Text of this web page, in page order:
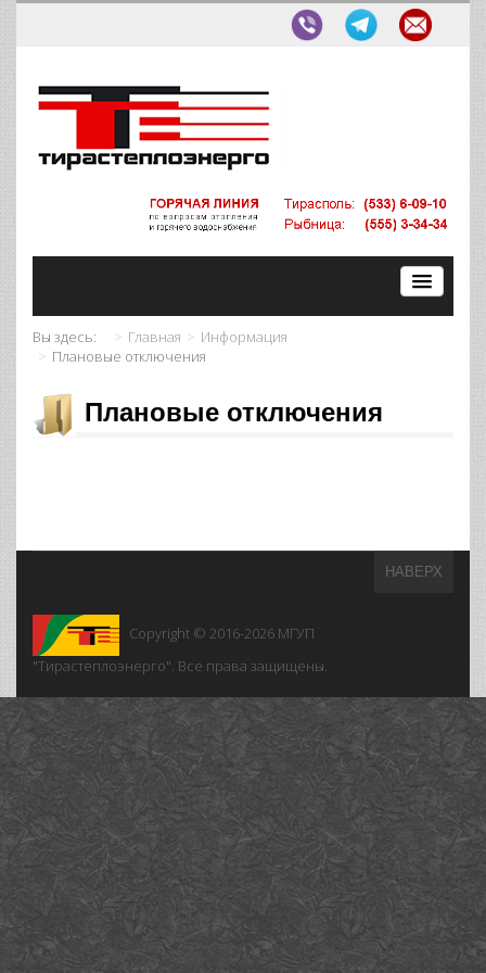
Вы здесь: Главная
Информация
Плановые отключения
Плановые отключения
НАВЕРХ
Copyright © 2016-2026 МГУП
"Тирастеплоэнерго". Все права защищены.